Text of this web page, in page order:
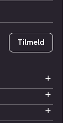
Tilmeld